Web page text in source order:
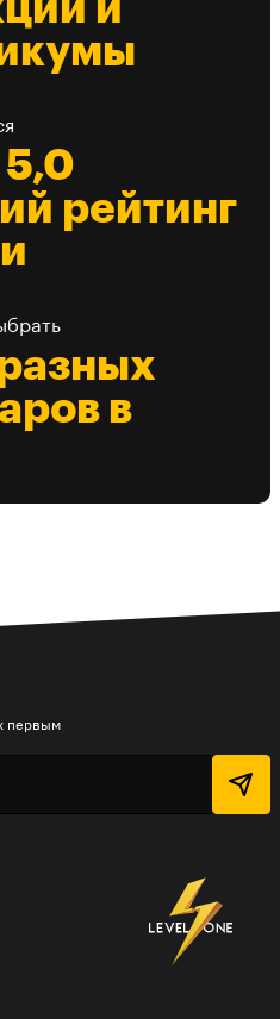
и
5,0
рейтинг
в
первым